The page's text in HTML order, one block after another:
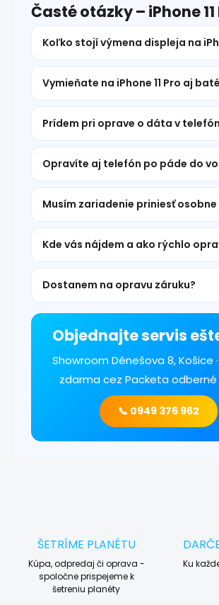
Časté otázky – iPhone 11
Koľko stojí výmena displeja na
Vymieňate na iPhone 11 Pro aj
Prídem pri oprave o dáta v
Opravíte aj telefón po páde do
Musím zariadenie priniesť osobne
Kde vás nájdem a ako rýchlo
Dostanem na opravu záruku?
Objednajte servis
Showroom Dénešova 8, Košice
zdarma cez Packeta
📞 0949 376 962
ŠETRÍME PLANÉTU
Kúpa, odpredaj či oprava -
spoločne prispejeme k
šetreniu planéty
Ku